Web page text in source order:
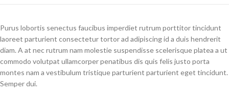
Purus lobortis senectus faucibus imperdiet rutrum porttitor tincidunt
laoreet parturient consectetur tortor ad adipiscing id a duis hendrerit
diam. A at nec rutrum nam molestie suspendisse scelerisque platea a ut
commodo volutpat ullamcorper penatibus dis quis felis justo porta
montes nam a vestibulum tristique parturient parturient eget tincidunt.
Semper dui.